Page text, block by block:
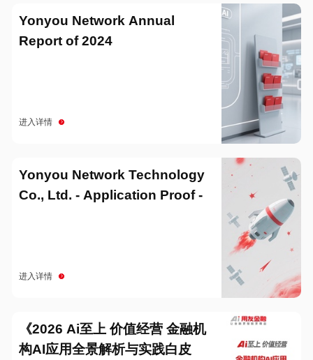
Yonyou Network Annual
Report of 2024
进入详情
Yonyou Network Technology
Co., Ltd. - Application Proof -
进入详情
《2026 Ai至上 价值经营 金融机
构AI应用全景解析与实践白皮